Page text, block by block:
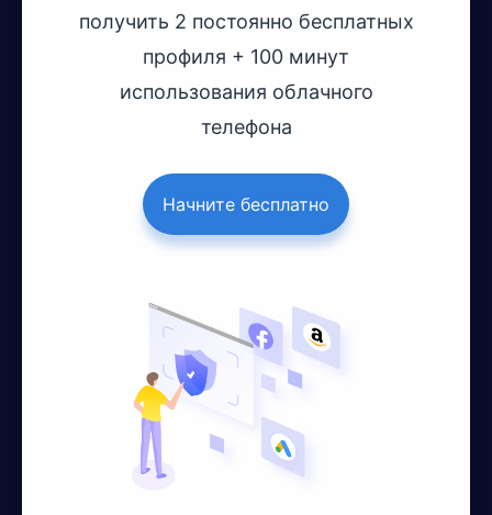
получить 2 постоянно бесплатных
профиля + 100 минут
использования облачного
телефона
Начните бесплатно